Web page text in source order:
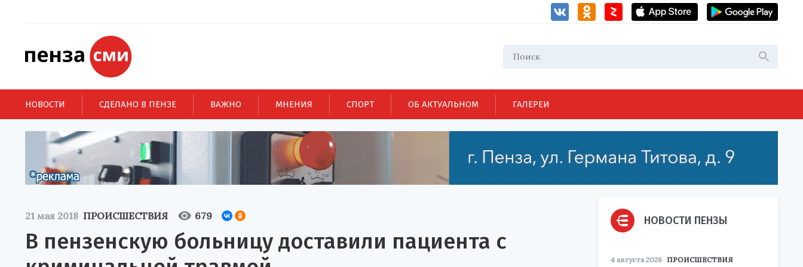
НОВОСТИ СДЕЛАНО В ПЕНЗЕ ВАЖНО МНЕНИЯ СПОРТ ОБ АКТУАЛЬНОМ ГАЛЕРЕИ
21 мая 2018 ПРОИСШЕСТВИЯ 679
В пензенскую больницу доставили пациента с
НОВОСТИ ПЕНЗЫ
4 августа 2026 ПРОИСШЕСТВИЯ